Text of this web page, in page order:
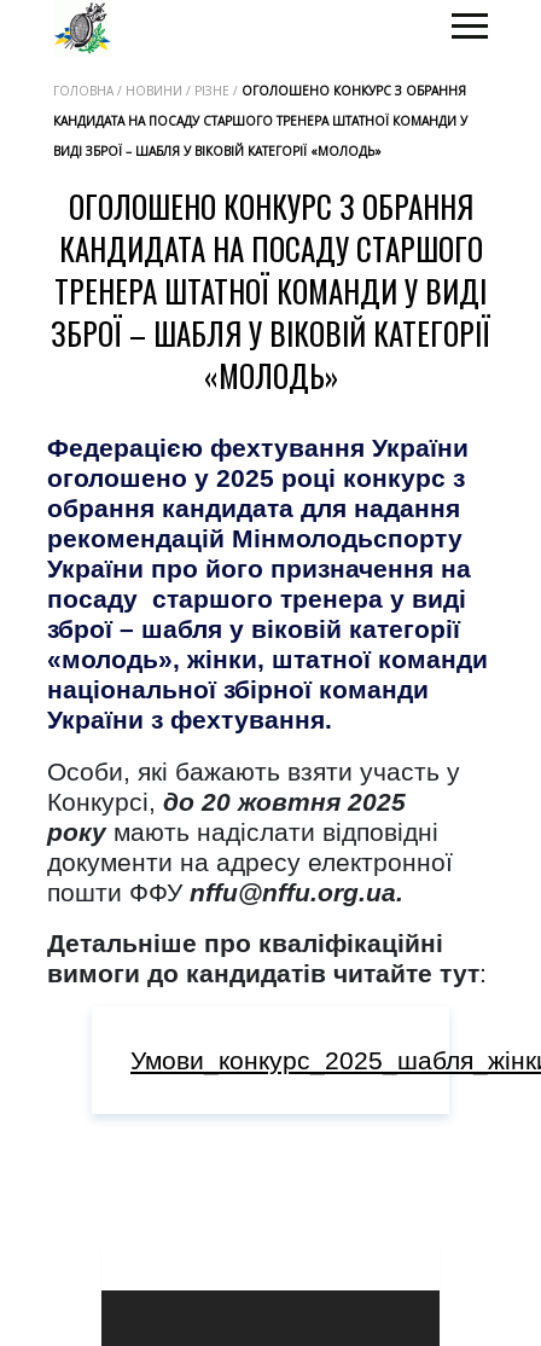
ГОЛОВНА / НОВИНИ / РІЗНЕ / ОГОЛОШЕНО КОНКУРС З ОБРАННЯ
КАНДИДАТА НА ПОСАДУ СТАРШОГО ТРЕНЕРА ШТАТНОЇ КОМАНДИ У
ВИДІ ЗБРОЇ – ШАБЛЯ У ВІКОВІЙ КАТЕГОРІЇ «МОЛОДЬ»
ОГОЛОШЕНО КОНКУРС З ОБРАННЯ
КАНДИДАТА НА ПОСАДУ СТАРШОГО
ТРЕНЕРА ШТАТНОЇ КОМАНДИ У ВИДІ
ЗБРОЇ – ШАБЛЯ У ВІКОВІЙ КАТЕГОРІЇ
«МОЛОДЬ»
Федерацією фехтування України
оголошено у 2025 році конкурс з
обрання кандидата для надання
рекомендацій Мінмолодьспорту
України про його призначення на
посаду старшого тренера у виді
зброї – шабля у віковій категорії
«молодь», жінки, штатної команди
національної збірної команди
України з фехтування.
Особи, які бажають взяти участь у
Конкурсі, до 20 жовтня 2025
року мають надіслати відповідні
документи на адресу електронної
пошти ФФУnffu@nffu.org.ua.
Детальніше про кваліфікаційні
вимоги до кандидатів читайте тут: